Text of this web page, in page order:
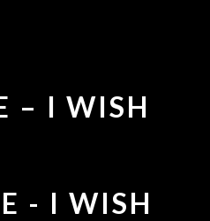
– I WISH
- I WISH